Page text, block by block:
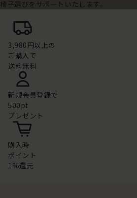
椅子選びをサポートいたします。
3,980円以上の
ご購入で
送料無料
新規会員登録で
500pt
プレゼント
購入時
ポイント
1%還元